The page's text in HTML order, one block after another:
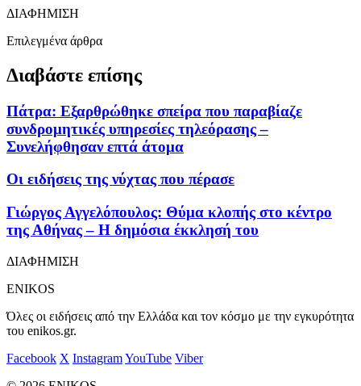
ΔΙΑΦΗΜΙΣΗ
Επιλεγμένα άρθρα
Διαβάστε επίσης
Πάτρα: Εξαρθρώθηκε σπείρα που παραβίαζε
συνδρομητικές υπηρεσίες τηλεόρασης –
Συνελήφθησαν επτά άτομα
Οι ειδήσεις της νύχτας που πέρασε
Γιώργος Αγγελόπουλος: Θύμα κλοπής στο κέντρο
της Αθήνας – Η δημόσια έκκλησή του
ΔΙΑΦΗΜΙΣΗ
ENIKOS
Όλες οι ειδήσεις από την Ελλάδα και τον κόσμο με την εγκυρότητα
του enikos.gr.
Facebook X InstagramYouTube Viber